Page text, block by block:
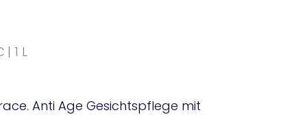
€.
| 1 L
Anti Age Gesichtspflege mit